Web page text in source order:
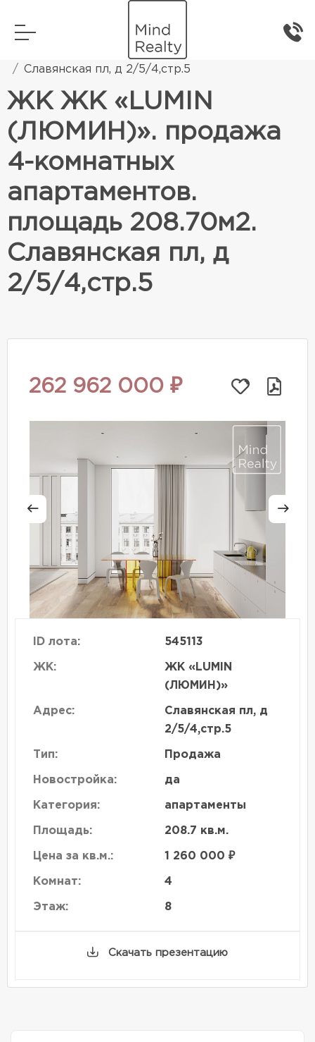
Элитная жилая недвижимость
Славянская пл, д 2/5/4,стр.5
ЖК ЖК «LUMIN
(ЛЮМИН)». продажа
4-комнатных
апартаментов.
площадь 208.70м2.
Славянская пл, д
2/5/4,стр.5
262 962 000 ₽
ID лота: 545113
ЖК:
ЖК «LUMIN
(ЛЮМИН)»
Адрес:
Славянская пл, д
2/5/4,стр.5
Тип: Продажа
Новостройка: да
Категория: апартаменты
Площадь: 208.7 кв.м.
Цена за кв.м.: 1 260 000 ₽
Комнат: 4
Этаж: 8
Скачать презентацию